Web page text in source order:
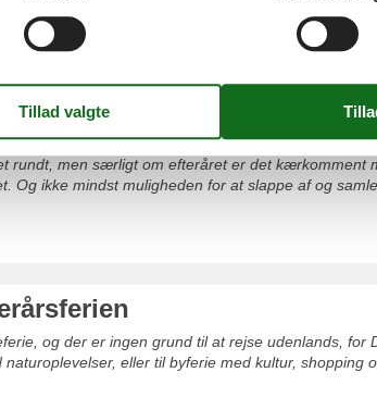
rundt, men særligt om efteråret er det kærkomment
Og ikke mindst muligheden for at slappe af og
og der er ingen grund til at rejse udenlands, for
eller til byferie med kultur, shopping